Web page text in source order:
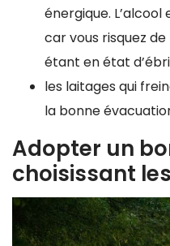
énergique.
car vous risquez
étant en état
les laitages qui
la bonne
Adopter un
choisissant